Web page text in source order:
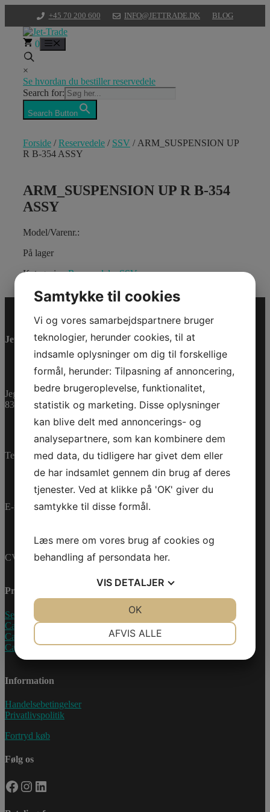
indhold
+45 70 200 600 INFO@JETTRADE.DK BLOG
0
×
Se hvordan du bestiller reservedele
Search for:
Search Button
Forside /Reservedele / SSV / ARM_SUSPENSION UP
R B-354 ASSY
ARM_SUSPENSION UP R B-354
ASSY
Model/Varenr.:
På lager
Kategorier:Reservedele,SSV
Jet-Trade Powersport
Jegstrupvej 280
8361 Hasselager
Telefon:+45 70 200 600
E-mail:info@jettrade.dk
CVR-nummer: 27233678
Produkter
Sea-Doo Vandscooter
Can-Am ATV
Can-Am UTV
Can-Am Roadster
Information
Handelsebetingelser
Privatlivspolitik
Fortryd køb
Følg os
Facebook
Instagram
LinkedIn
Samtykke til cookies
Vi og vores samarbejdspartnere bruger
teknologier, herunder cookies, til at
indsamle oplysninger om dig til forskellige
formål, herunder: Tilpasning af annoncering,
bedre brugeroplevelse, funktionalitet,
statistik og marketing. Disse oplysninger
kan blive delt med annoncerings- og
analysepartnere, som kan kombinere dem
med data, du tidligere har givet dem eller
de har indsamlet gennem din brug af deres
tjenester. Ved at klikke på 'OK' giver du
samtykke til disse formål.
Læs mere om vores brug af cookies og
behandling af persondata her.
VIS DETALJER
AFVIS ALLE
OK